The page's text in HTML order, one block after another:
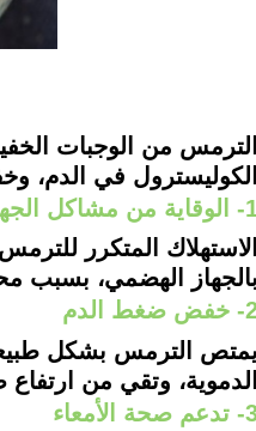
الترمس من الوجبات
الكوليسترول في الدم،
الجهاز الهضمي
الاستهلاك المتكرر
بالجهاز الهضمي، بسبب
الدم
يمتص الترمس بشكل
الدموية، وتقي من
الأمعاء